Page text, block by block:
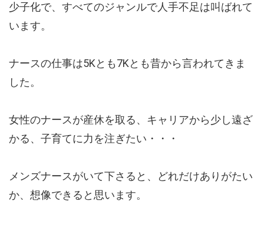
少子化で、すべてのジャンルで人手不足は叫ばれて
います。
ナースの仕事は5Kとも7Kとも昔から言われてきま
した。
女性のナースが産休を取る、キャリアから少し遠ざ
かる、子育てに力を注ぎたい・・・
メンズナースがいて下さると、どれだけありがたい
か、想像できると思います。